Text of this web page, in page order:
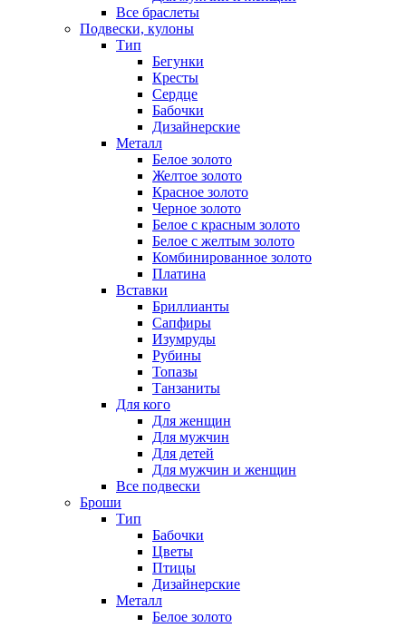
Все браслеты
Подвески, кулоны
Тип
Бегунки
Кресты
Сердце
Бабочки
Дизайнерские
Металл
Белое золото
Желтое золото
Красное золото
Черное золото
Белое с красным золото
Белое с желтым золото
Комбинированное золото
Платина
Вставки
Бриллианты
Сапфиры
Изумруды
Рубины
Топазы
Танзаниты
Для кого
Для женщин
Для мужчин
Для детей
Для мужчин и женщин
Все подвески
Броши
Тип
Бабочки
Цветы
Птицы
Дизайнерские
Металл
Белое золото